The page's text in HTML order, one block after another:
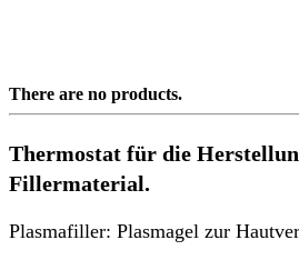
There are no products.
Thermostat für die
Fillermaterial.
Plasmafiller: Plasmagel zur